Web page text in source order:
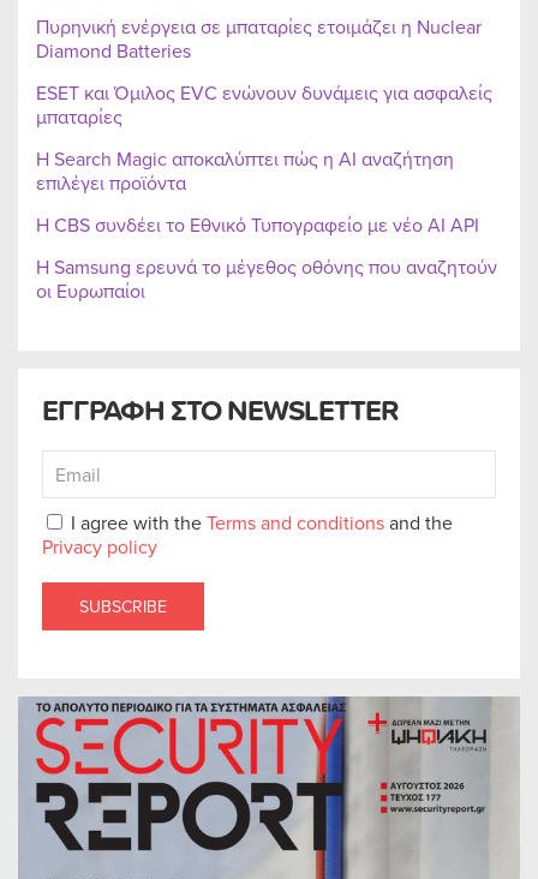
ΕΓΓΡΑΦΗ ΣΤΟ NEWSLETTER
I agree with theTerms and conditionsand the
Privacy policy
SUBSCRIBE
Πυρηνική ενέργεια σε μπαταρίες ετοιμάζει η Nuclear
Diamond Batteries
ESET και Όμιλος EVC ενώνουν δυνάμεις για ασφαλείς
μπαταρίες
Η Search Magic αποκαλύπτει πώς η AI αναζήτηση
επιλέγει προϊόντα
Η CBS συνδέει το Εθνικό Τυπογραφείο με νέο AI API
Η Samsung ερευνά το μέγεθος οθόνης που αναζητούν
οι Ευρωπαίοι